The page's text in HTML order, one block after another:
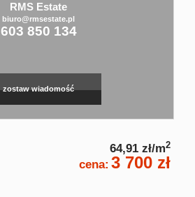
RMS Estate
biuro@rmsestate.pl
603 850 134
zostaw wiadomość
64,91 zł/m2
cena: 3 700 zł